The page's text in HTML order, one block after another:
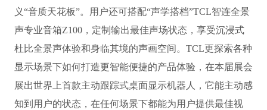
义“音质天花板”。用户还可搭配“声学搭档”TCL智连全景
声专业音箱Z100，定制输出最佳声场状态，享受沉浸式
杜比全景声体验和身临其境的声画空间。TCL更探索各种
显示场景下如何打造更智能便捷的产品体验，在本届展会
展出世界上首款主动跟踪式桌面显示机器人，它能主动感
知到用户的状态，在任何场景下都能为用户提供最佳视